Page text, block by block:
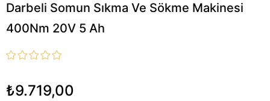
Darbeli Somun Sıkma Ve Sökme Makinesi
400Nm 20V 5 Ah
₺9.719,00